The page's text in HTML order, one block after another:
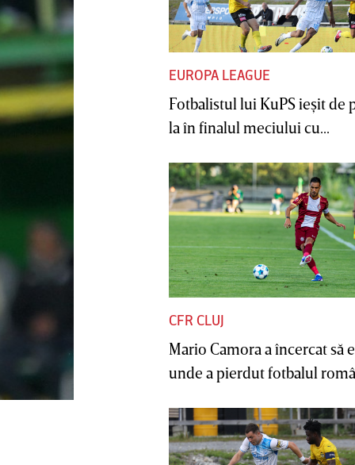
EUROPA LEAGUE
Fotbalistul lui KuPS ieşit de
la în finalul meciului cu...
CFR CLUJ
Mario Camora a încercat să
unde a pierdut fotbalul